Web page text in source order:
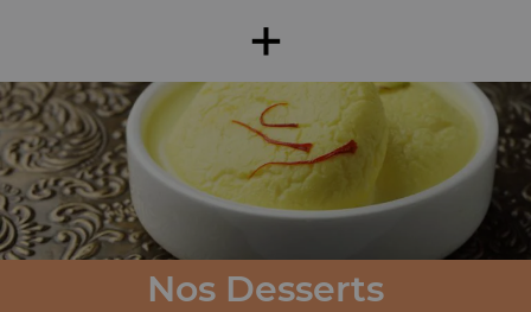
+
Nos Desserts